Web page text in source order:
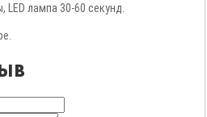
лампа 30-60 секунд.